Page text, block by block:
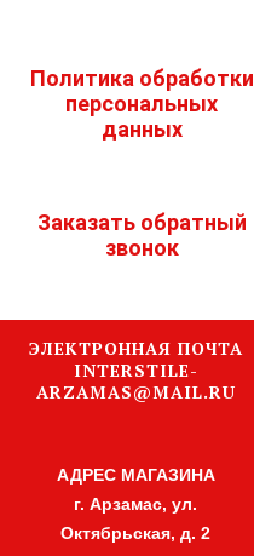
Политика обработки
персональных
данных
Заказать обратный
звонок
ЭЛЕКТРОННАЯ ПОЧТА
INTERSTILE-
ARZAMAS@MAIL.RU
АДРЕС МАГАЗИНА
г. Арзамас, ул.
Октябрьская, д. 2